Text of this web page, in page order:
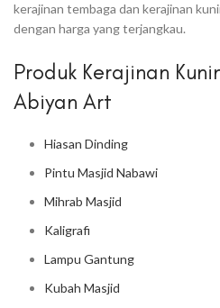
kerajinan tembaga dan kerajinan
dengan harga yang terjangkau.
Produk Kerajinan
Abiyan Art
Hiasan Dinding
Pintu Masjid Nabawi
Mihrab Masjid
Kaligrafi
Lampu Gantung
Kubah Masjid